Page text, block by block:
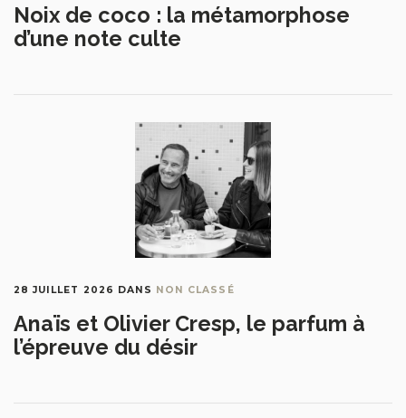
Noix de coco : la métamorphose
d’une note culte
28 JUILLET 2026 DANS NON CLASSÉ
Anaïs et Olivier Cresp, le parfum à
l’épreuve du désir